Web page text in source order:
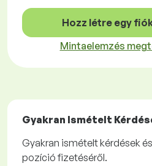
Hozz létre egy
Mintaelemzés
Gyakran Ismételt
Gyakran ismételt kérdések
pozíció fizetéséről.